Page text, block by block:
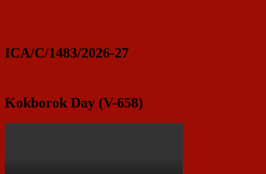
ICA/C/1483/2026-27
Kokborok Day (V-658)